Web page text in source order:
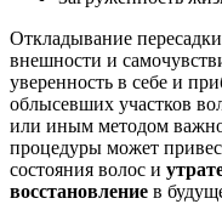
Откладывание
внешности и
уверенность в себе и
облысевших участков
или иным методом важно
процедуры может
состояния волос и
восстановление в